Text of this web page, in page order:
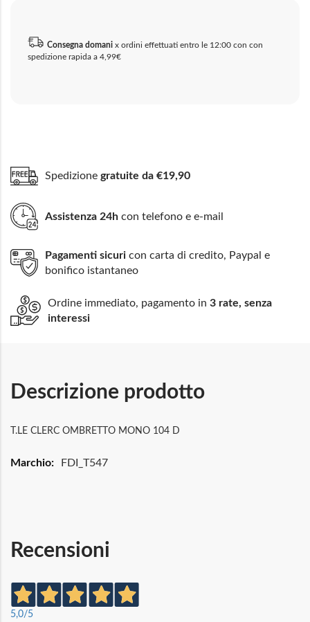
Consegna domani x ordini effettuati entro le 12:00 con con
spedizione rapida a 4,99€
Spedizione gratuite da €19,90
Assistenza 24h con telefono e e-mail
Pagamenti sicuri con carta di credito, Paypal e
bonifico istantaneo
Ordine immediato, pagamento in 3 rate, senza
interessi
Descrizione prodotto
T.LE CLERC OMBRETTO MONO 104 D
Maggiori
FDI_T547
Recensioni
5,0/5